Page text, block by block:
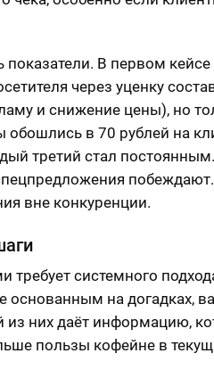
показатели. В первом кейсе
через уценку
и снижение цены), но
в 70 рублей на
третий стал
вне конкуренции.
системного
на догадках,
них даёт информацию,
пользы кофейне в